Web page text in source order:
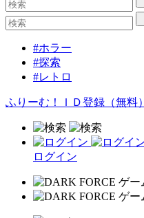
#ホラー
#探索
#レトロ
ふりーむ！ＩＤ登録（無料）
ログイン